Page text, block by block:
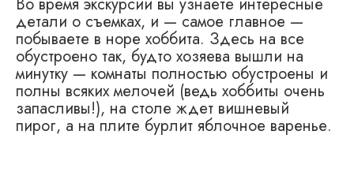
детали о съемках, и — самое главное —
побываете в норе хоббита. Здесь на все
обустроено так, будто хозяева вышли на
минутку — комнаты полностью обустроены и
полны всяких мелочей (ведь хоббиты очень
запасливы!), на столе ждет вишневый
пирог, а на плите бурлит яблочное варенье.